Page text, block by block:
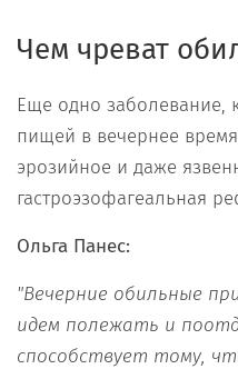
Чем чреват
Еще одно заболевание,
пищей в вечернее
эрозийное и даже
гастроэзофагеальная
Ольга Панес:
"Вечерние обильные
идем полежать и
способствует тому,